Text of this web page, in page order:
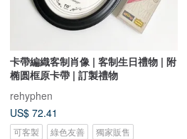
卡帶編織客制肖像 | 客制生日禮物 | 附
椭圆框原卡帶 | 訂製禮物
rehyphen
US$ 72.41
可客製 綠色友善 獨家販售